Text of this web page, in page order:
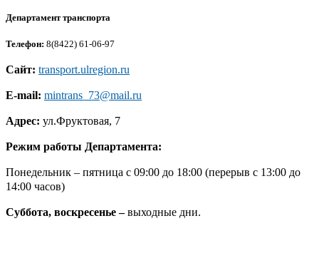
Департамент транспорта
Телефон: 8(8422) 61-06-97
Сайт: transport.ulregion.ru
E-mail: mintrans_73@mail.ru
Адрес: ул.Фруктовая, 7
Режим работы Департамента:
Понедельник – пятница с 09:00 до 18:00 (перерыв с 13:00 до
14:00 часов)
Суббота, воскресенье –выходные дни.